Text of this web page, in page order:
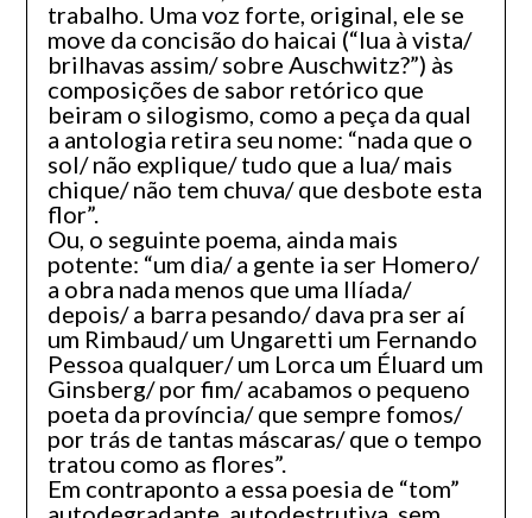
trabalho. Uma voz forte, original, ele se
move da concisão do haicai (“lua à vista/
brilhavas assim/ sobre Auschwitz?”) às
composições de sabor retórico que
beiram o silogismo, como a peça da qual
a antologia retira seu nome: “nada que o
sol/ não explique/ tudo que a lua/ mais
chique/ não tem chuva/ que desbote esta
flor”.
Ou, o seguinte poema, ainda mais
potente: “um dia/ a gente ia ser Homero/
a obra nada menos que uma Ilíada/
depois/ a barra pesando/ dava pra ser aí
um Rimbaud/ um Ungaretti um Fernando
Pessoa qualquer/ um Lorca um Éluard um
Ginsberg/ por fim/ acabamos o pequeno
poeta da província/ que sempre fomos/
por trás de tantas máscaras/ que o tempo
tratou como as flores”.
Em contraponto a essa poesia de “tom”